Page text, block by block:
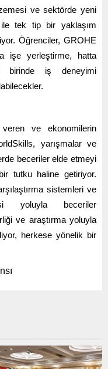
ve sektörde yeni
ile tek tip bir yaklaşım
Öğrenciler, GROHE
işe yerleştirme, hatta
birinde iş deneyimi
ve ekonomilerin
yarışmalar ve
beceriler elde etmeyi
tutku haline getiriyor.
sistemleri ve
yoluyla beceriler
ve araştırma yoluyla
herkese yönelik bir